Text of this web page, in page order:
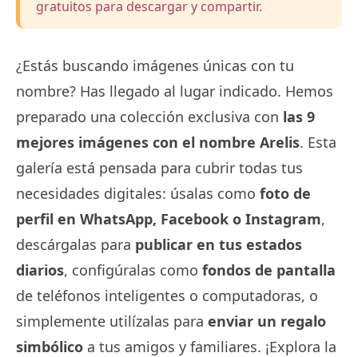
gratuitos para descargar y compartir.
¿Estás buscando imágenes únicas con tu
nombre? Has llegado al lugar indicado. Hemos
preparado una colección exclusiva con las 9
mejores imágenes con el nombre Arelis. Esta
galería está pensada para cubrir todas tus
necesidades digitales: úsalas como foto de
perfil en WhatsApp, Facebook o Instagram,
descárgalas para publicar en tus estados
diarios, configúralas como fondos de pantalla
de teléfonos inteligentes o computadoras, o
simplemente utilízalas para enviar un regalo
simbólico a tus amigos y familiares. ¡Explora la